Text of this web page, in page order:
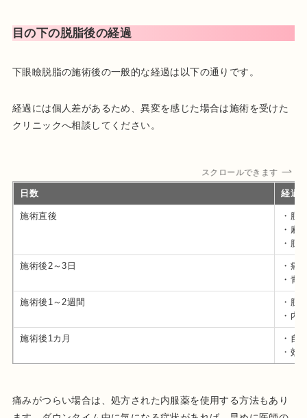
目の下の脱脂後の経過
下眼瞼脱脂の施術後の一般的な経過は以下の通りです。
経過には個人差があるため、異変を感じた場合は施術を受けた
クリニックへ相談してください。
スクロールできます
日数 経過
施術直後
・腫
・麻
・腫
施術後2～3日
・痛
・青
施術後1～2週間
・腫
・内
施術後1カ月
・自
・効
痛みがつらい場合は、処方された内服薬を使用する方法もあり